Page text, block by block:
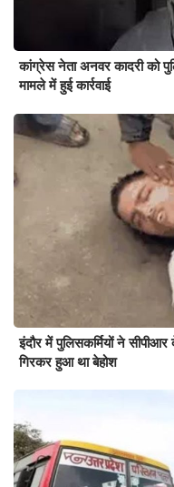
कांग्रेस नेता अनवर कादरी को
मामले में हुई कार्रवाई
इंदौर में पुलिसकर्मियों ने
गिरकर हुआ था बेहोश